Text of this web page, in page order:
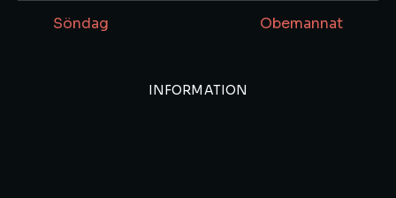
Söndag Obemannat
INFORMATION